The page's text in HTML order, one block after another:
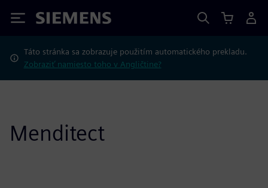
Siemens
Táto stránka sa zobrazuje použitím automatického prekladu.
Zobraziť namiesto toho v Angličtine?
Menditect